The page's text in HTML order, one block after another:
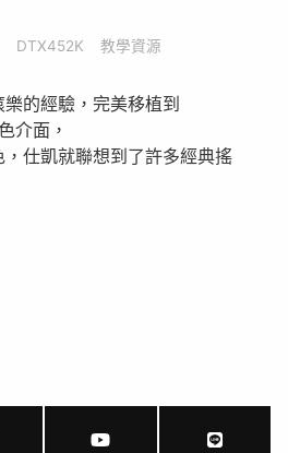
DTX452K
教學資源
的經驗，完美移植到
介面，
仕凱就聯想到了許多經典搖